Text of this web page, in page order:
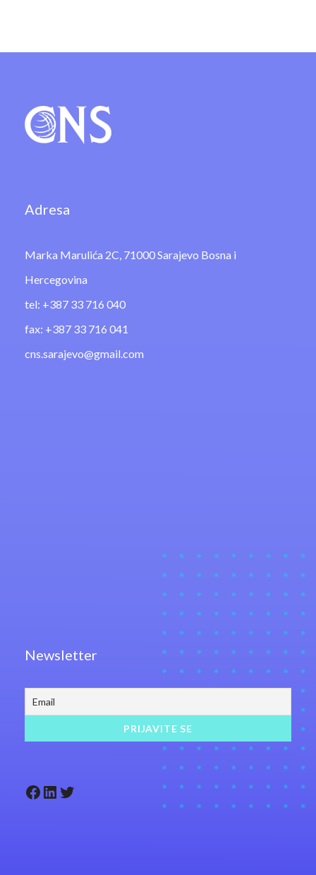
Adresa
Marka Marulića 2C, 71000 Sarajevo Bosna i
Hercegovina
tel: +387 33 716 040
fax: +387 33 716 041
cns.sarajevo@gmail.com
Newsletter
Facebook LinkedIn Twitter